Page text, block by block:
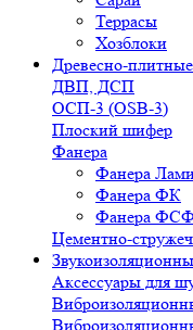
Террасы
Хозблоки
Древесно-
ДВП, ДСП
ОСП-3 (OSB-3)
Плоский шифер
Фанера
Фанера
Фанера ФК
Фанера ФСФ
Цементно-
Аксессуары для